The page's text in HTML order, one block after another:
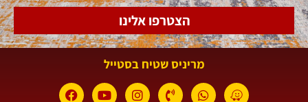
הצטרפו אלינו
מריניס שטיח בסטייל